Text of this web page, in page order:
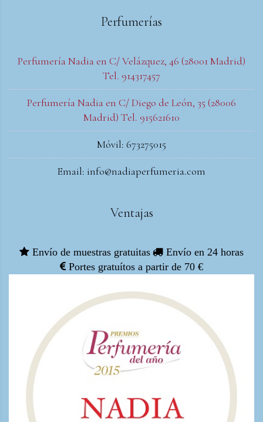
Perfumerías
Perfumería Nadia en C/ Velázquez, 46 (28001 Madrid)
Tel. 914317457
Perfumería Nadia en C/ Diego de León, 35 (28006
Madrid) Tel. 915621610
Móvil: 673275015
Email: info@nadiaperfumeria.com
Ventajas
Envío de muestras gratuitas
Envío en 24 horas
Portes gratuítos a partir de 70 €